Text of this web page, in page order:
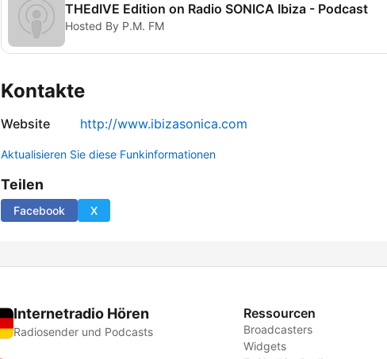
THEdIVE Edition on Radio SONICA Ibiza - Podcast
Hosted By P.M. FM
Kontakte
Website http://www.ibizasonica.com
Aktualisieren Sie diese Funkinformationen
Teilen
Facebook X
Internetradio Hören
Radiosender und Podcasts
Ressourcen
Broadcasters
Widgets